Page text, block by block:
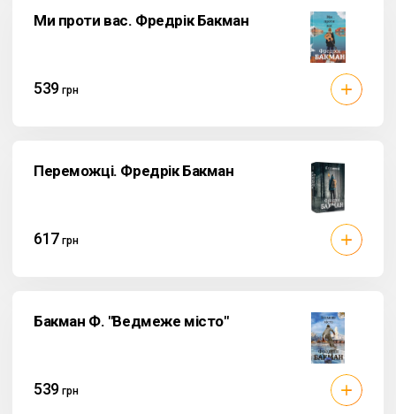
Ми проти вас. Фредрік Бакман
539 грн
Переможці. Фредрік Бакман
617 грн
Бакман Ф. "Ведмеже місто"
539 грн